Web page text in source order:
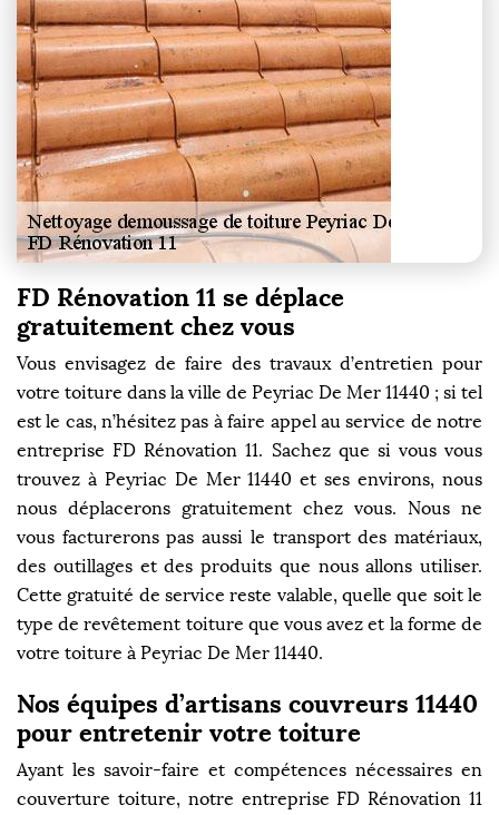
FD Rénovation 11 se déplace
gratuitement chez vous
Vous envisagez de faire des travaux d’entretien pour
votre toiture dans la ville de Peyriac De Mer 11440 ; si tel
est le cas, n’hésitez pas à faire appel au service de notre
entreprise FD Rénovation 11. Sachez que si vous vous
trouvez à Peyriac De Mer 11440 et ses environs, nous
nous déplacerons gratuitement chez vous. Nous ne
vous facturerons pas aussi le transport des matériaux,
des outillages et des produits que nous allons utiliser.
Cette gratuité de service reste valable, quelle que soit le
type de revêtement toiture que vous avez et la forme de
votre toiture à Peyriac De Mer 11440.
Nos équipes d’artisans couvreurs 11440
pour entretenir votre toiture
Ayant les savoir-faire et compétences nécessaires en
couverture toiture, notre entreprise FD Rénovation 11